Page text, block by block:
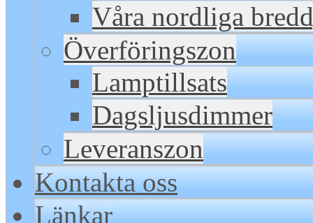
Våra nordliga
Överföringszon
Lamptillsats
Dagsljusdimmer
Leveranszon
Kontakta oss
Länkar